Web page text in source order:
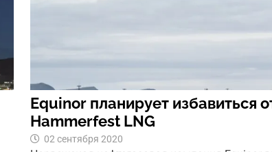
Equinor планирует избавиться
Hammerfest LNG
02 сентября 2020